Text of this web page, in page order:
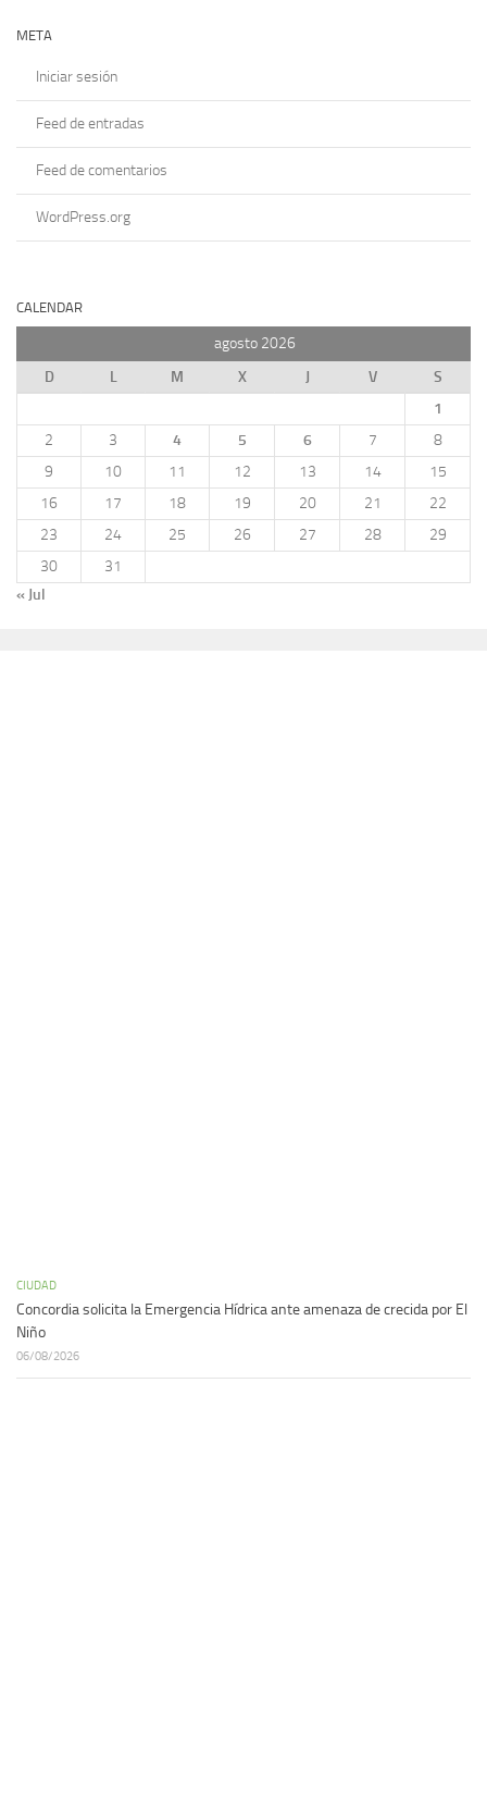
META
Iniciar sesión
Feed de entradas
Feed de comentarios
WordPress.org
CALENDAR
agosto 2026
D
L M X J V
S
1
2
3 4 5 6 7
8
9
10 11 12 13 14
15
16
17 18 19 20 21
22
23
24 25 26 27 28
29
30
31
« Jul
CIUDAD
Concordia solicita la Emergencia Hídrica ante amenaza de crecida por El
Niño
06/08/2026